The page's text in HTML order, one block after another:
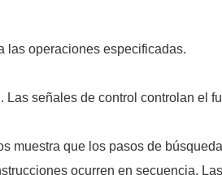
las operaciones especificadas.
. Las señales de control controlan el
muestra que los pasos de
ocurren en secuencia.